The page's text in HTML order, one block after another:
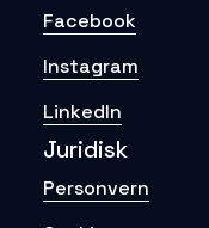
Facebook
Instagram
LinkedIn
Juridisk
Personvern